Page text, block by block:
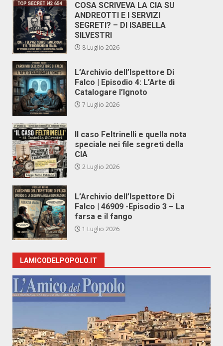
COSA SCRIVEVA LA CIA SU
ANDREOTTI E I SERVIZI
SEGRETI? – DI ISABELLA
SILVESTRI
8 Luglio 2026
L’Archivio dell’Ispettore Di
Falco | Episodio 4: L’Arte di
Catalogare l’Ignoto
7 Luglio 2026
Il caso Feltrinelli e quella nota
speciale nei file segreti della
CIA
2 Luglio 2026
L’Archivio dell’Ispettore Di
Falco | 46909 -Episodio 3 – La
farsa e il fango
1 Luglio 2026
LAMICODELPOPOLO.IT